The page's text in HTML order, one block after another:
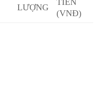
LƯỢNG
TIỀN
(VNĐ)